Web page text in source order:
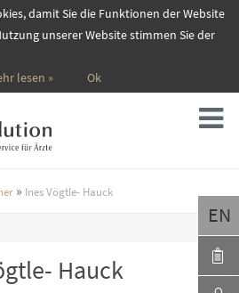
damit Sie die Funktionen der Website
unserer Website stimmen Sie der
lesen »
Ok
» Ines Vögtle- Hauck
Hauck
EN